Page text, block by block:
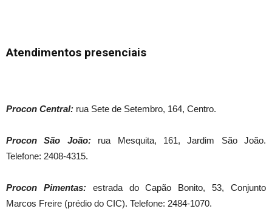
Atendimentos presenciais
Procon Central: rua Sete de Setembro, 164, Centro.
Procon São João:
rua Mesquita, 161, Jardim São João.
Telefone: 2408-4315.
Procon Pimentas:estrada do Capão Bonito, 53, Conjunto
Marcos Freire (prédio do CIC). Telefone: 2484-1070.